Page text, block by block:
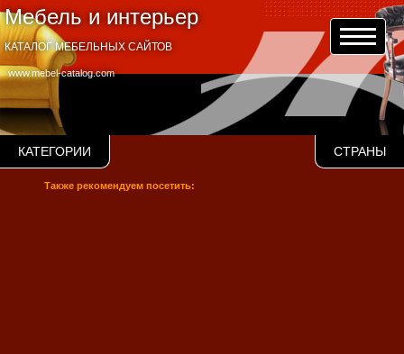
Мебель и интерьер
www.mebel-catalog.com
КАТАЛОГ МЕБЕЛЬНЫХ САЙТОВ
КАТЕГОРИИ СТРАНЫ
Также рекомендуем посетить: